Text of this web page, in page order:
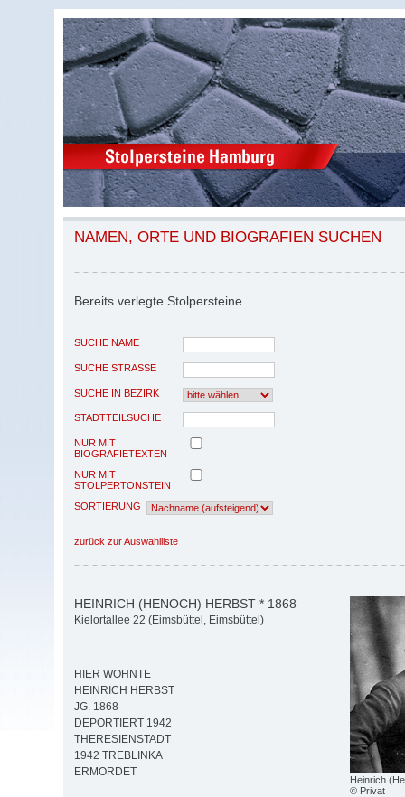
NAMEN, ORTE UND BIOGRAFIEN SUCHEN
Bereits verlegte Stolpersteine
SUCHE NAME
SUCHE STRASSE
SUCHE IN BEZIRK
STADTTEILSUCHE
NUR MIT
BIOGRAFIETEXTEN
NUR MIT
STOLPERTONSTEIN
SORTIERUNG
zurück zur Auswahlliste
Heinrich
© Privat
HEINRICH (HENOCH) HERBST * 1868
Kielortallee 22 (Eimsbüttel, Eimsbüttel)
HIER WOHNTE
HEINRICH HERBST
JG. 1868
DEPORTIERT 1942
THERESIENSTADT
1942 TREBLINKA
ERMORDET